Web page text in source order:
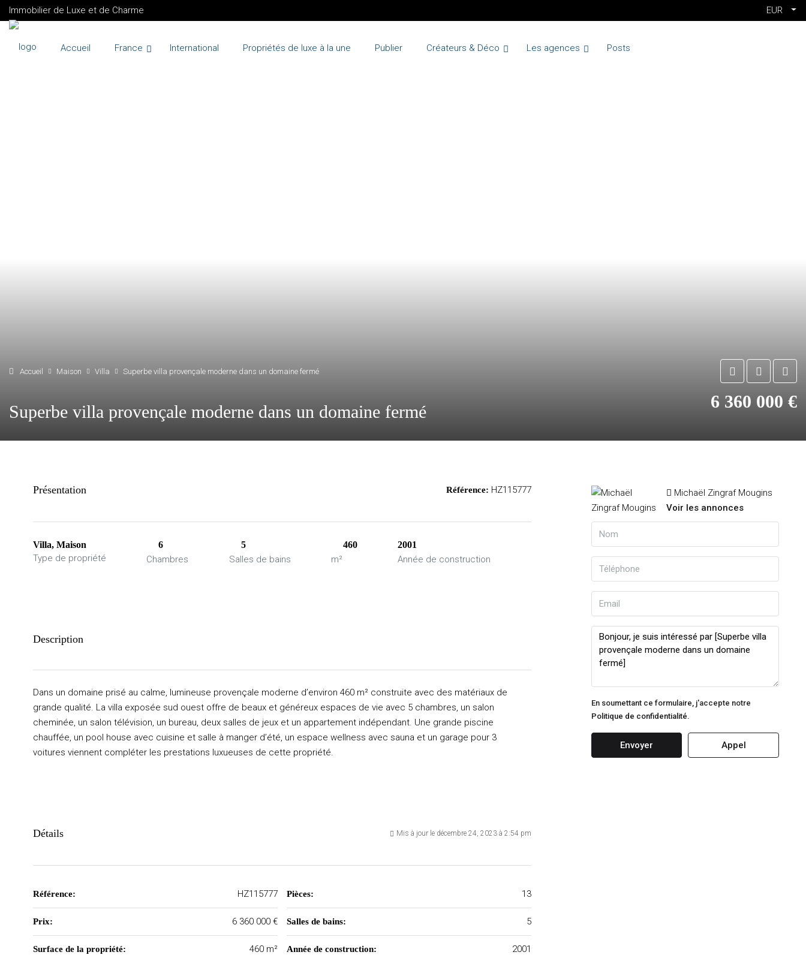
Immobilier de Luxe et de Charme EUR
Accueil France International Propriétés de luxe à la une Publier Créateurs & Déco Les agences Posts
Accueil Maison Villa Superbe villa provençale moderne dans un domaine fermé
Superbe villa provençale moderne dans un domaine fermé
6 360 000 €
Présentation Référence: HZ115777
Villa, Maison
Type de propriété
6
Chambres
5
Salles de bains
460
m²
2001
Année de construction
Description
Dans un domaine prisé au calme, lumineuse provençale moderne d’environ 460 m² construite avec des matériaux de
grande qualité. La villa exposée sud ouest offre de beaux et généreux espaces de vie avec 5 chambres, un salon
cheminée, un salon télévision, un bureau, deux salles de jeux et un appartement indépendant. Une grande piscine
chauffée, un pool house avec cuisine et salle à manger d’été, un espace wellness avec sauna et un garage pour 3
voitures viennent compléter les prestations luxueuses de cette propriété.
Détails Mis à jour le décembre 24, 2023 à 2:54 pm
Référence: HZ115777
Prix: 6 360 000 €
Surface de la propriété: 460 m²
Pièces: 13
Salles de bains: 5
Année de construction: 2001
Michaël Zingraf Mougins
Voir les annonces
En soumettant ce formulaire, j'accepte notre
Politique de confidentialité.
Envoyer Appel